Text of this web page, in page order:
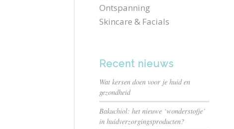
Ontspanning
Skincare & Facials
Recent nieuws
Wat kersen doen voor je huid en
gezondheid
Bakuchiol: het nieuwe ‘wonderstofje’
in huidverzorgingsproducten?